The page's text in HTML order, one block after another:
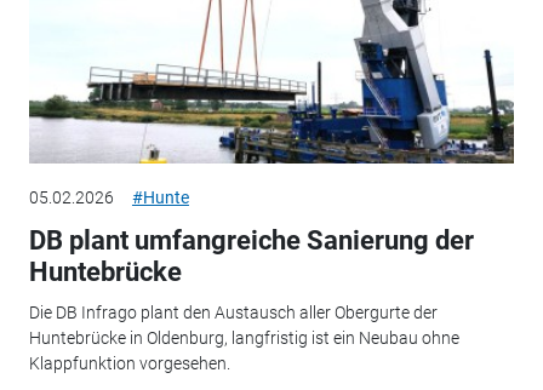
05.02.2026 #Hunte
DB plant umfangreiche Sanierung der
Huntebrücke
Die DB Infrago plant den Austausch aller Obergurte der
Huntebrücke in Oldenburg, langfristig ist ein Neubau ohne
Klappfunktion vorgesehen.